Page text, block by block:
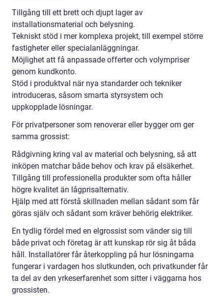
Tillgång till ett brett och djupt lager av
installationsmaterial och belysning.
Tekniskt stöd i mer komplexa projekt, till exempel större
fastigheter eller specialanläggningar.
Möjlighet att få anpassade offerter och volympriser
genom kundkonto.
Stöd i produktval när nya standarder och tekniker
introduceras, såsom smarta styrsystem och
uppkopplade lösningar.
För privatpersoner som renoverar eller bygger om ger
samma grossist:
Rådgivning kring val av material och belysning, så att
inköpen matchar både behov och krav på elsäkerhet.
Tillgång till professionella produkter som ofta håller
högre kvalitet än lågprisalternativ.
Hjälp med att förstå skillnaden mellan sådant som får
göras själv och sådant som kräver behörig elektriker.
En tydlig fördel med en elgrossist som vänder sig till
både privat och företag är att kunskap rör sig åt båda
håll. Installatörer får återkoppling på hur lösningarna
fungerar i vardagen hos slutkunden, och privatkunder får
ta del av den yrkeserfarenhet som sitter i väggarna hos
grossisten.